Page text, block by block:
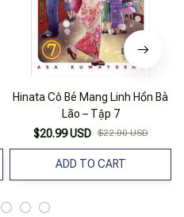
Hinata Cô Bé Mang Linh Hồn Bà
Lão – Tập 7
$20.99 USD $22.00 USD
ADD TO CART